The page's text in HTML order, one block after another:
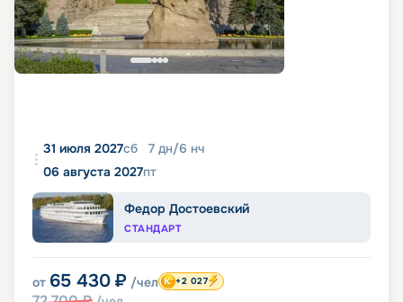
31 июля 2027сб 7 дн/6 нч
06 августа 2027пт
Федор Достоевский
СТАНДАРТ
от 65 430 ₽ /чел +2 027